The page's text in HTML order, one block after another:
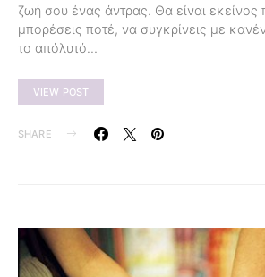
ζωή σου ένας άντρας. Θα είναι εκείνος
μπορέσεις ποτέ, να συγκρίνεις με
το απόλυτό…
VIEW POST
SHARE